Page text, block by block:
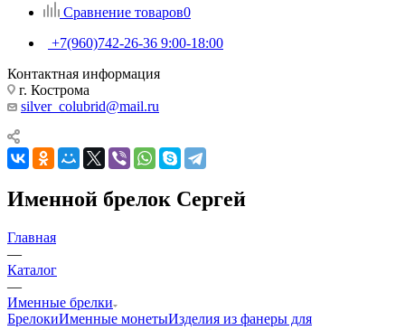
Сравнение товаров0
+7(960)742-26-36 9:00-18:00
Контактная информация
г. Кострома
silver_colubrid@mail.ru
Именной брелок Сергей
Главная
—
Каталог
—
Именные брелки
БрелокиИменные монетыИзделия из фанеры для